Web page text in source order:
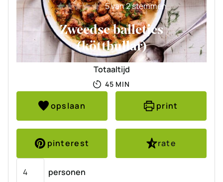
5van2stemmen
Zweedse balletjes
(köttbullar)
Totaaltijd
45MINUTEN
MIN
opslaan print
pinterest
rate
personen